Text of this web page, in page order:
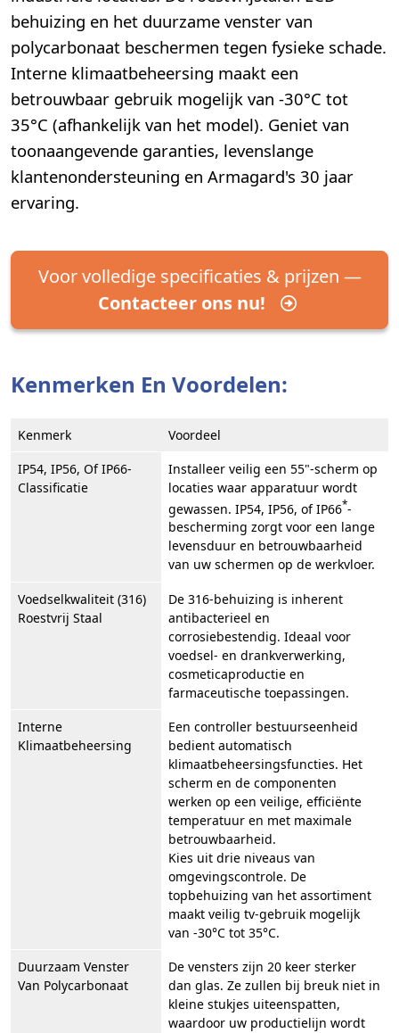
behuizing en het duurzame venster van
polycarbonaat beschermen tegen fysieke schade.
Interne klimaatbeheersing maakt een
betrouwbaar gebruik mogelijk van -30°C tot
35°C (afhankelijk van het model). Geniet van
toonaangevende garanties, levenslange
klantenondersteuning en Armagard's 30 jaar
ervaring.
Voor volledige specificaties & prijzen —
Contacteer ons nu!
Kenmerken En Voordelen:
Kenmerk
Voordeel
IP54, IP56, Of IP66-
Classificatie
Installeer veilig een 55"-scherm op
locaties waar apparatuur wordt
gewassen. IP54, IP56, of IP66*-
bescherming zorgt voor een lange
levensduur en betrouwbaarheid
van uw schermen op de werkvloer.
Voedselkwaliteit (316)
Roestvrij Staal
De 316-behuizing is inherent
antibacterieel en
corrosiebestendig. Ideaal voor
voedsel- en drankverwerking,
cosmeticaproductie en
farmaceutische toepassingen.
Interne
Klimaatbeheersing
Een controller bestuurseenheid
bedient automatisch
klimaatbeheersingsfuncties. Het
scherm en de componenten
werken op een veilige, efficiënte
temperatuur en met maximale
betrouwbaarheid.
Kies uit drie niveaus van
omgevingscontrole. De
topbehuizing van het assortiment
maakt veilig tv-gebruik mogelijk
van -30°C tot 35°C.
Duurzaam Venster
Van Polycarbonaat
De vensters zijn 20 keer sterker
dan glas. Ze zullen bij breuk niet in
kleine stukjes uiteenspatten,
waardoor uw productielijn wordt